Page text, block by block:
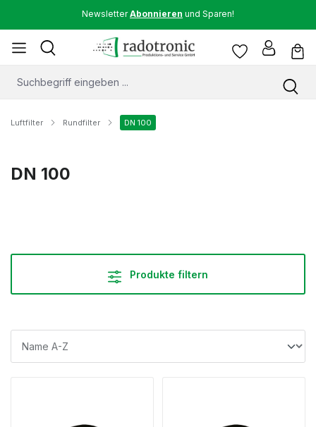
NewsletterAbonnieren und Sparen!
Luftfilter Rundfilter DN 100
DN 100
Produkte filtern